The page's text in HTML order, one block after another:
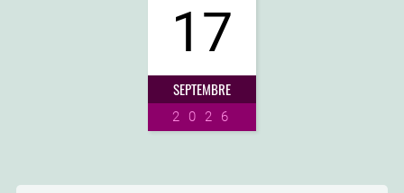
17
SEPTEMBRE
2026